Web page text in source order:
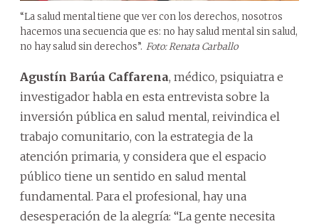
“La salud mental tiene que ver con los derechos, nosotros
hacemos una secuencia que es: no hay salud mental sin salud,
no hay salud sin derechos”. Foto: Renata Carballo
Agustín Barúa Caffarena, médico, psiquiatra e
investigador habla en esta entrevista sobre la
inversión pública en salud mental, reivindica el
trabajo comunitario, con la estrategia de la
atención primaria, y considera que el espacio
público tiene un sentido en salud mental
fundamental. Para el profesional, hay una
desesperación de la alegría: “La gente necesita